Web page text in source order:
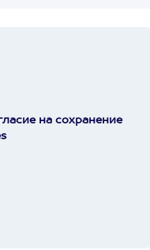
на сохранение